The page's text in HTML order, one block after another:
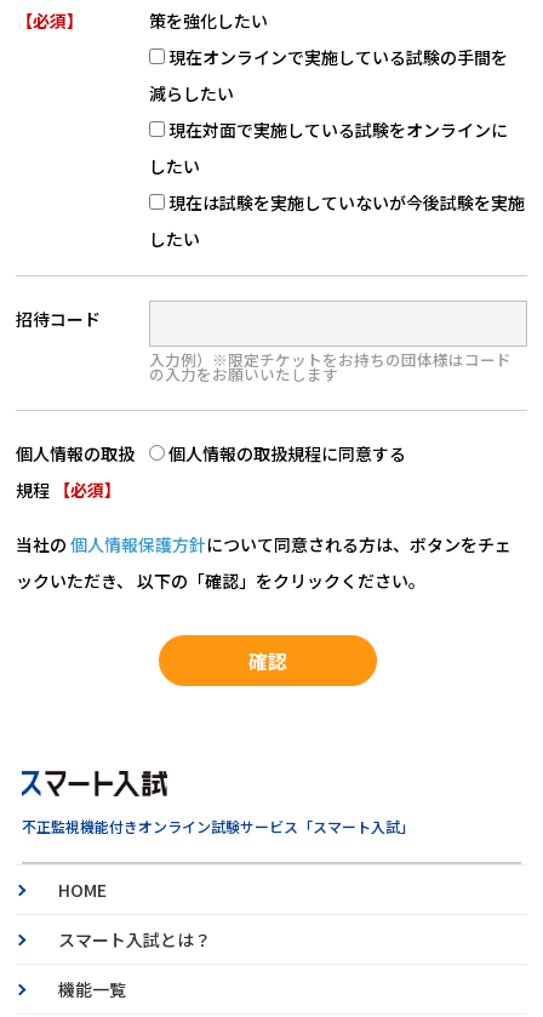
【必須】
策を強化したい
現在オンラインで実施している試験の手間を
減らしたい
現在対面で実施している試験をオンラインに
したい
現在は試験を実施していないが今後試験を実施
したい
招待コード
入力例）※限定チケットをお持ちの団体様はコード
の入力をお願いいたします
個人情報の取扱
規程 【必須】
個人情報の取扱規程に同意する
当社の個人情報保護方針について同意される方は、ボタンをチェ
ックいただき、 以下の「確認」をクリックください。
不正監視機能付きオンライン試験サービス「スマート入試」
HOME
スマート入試とは？
機能一覧